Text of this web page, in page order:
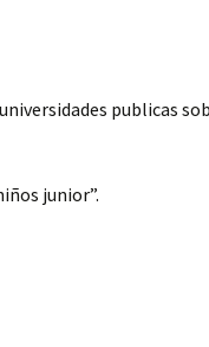
publicas
junior”.